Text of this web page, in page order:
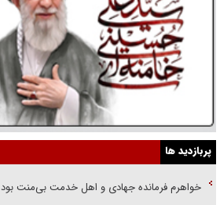
پربازدید ها
خواهرم فرمانده جهادی و اهل خدمت بی‌منت بود